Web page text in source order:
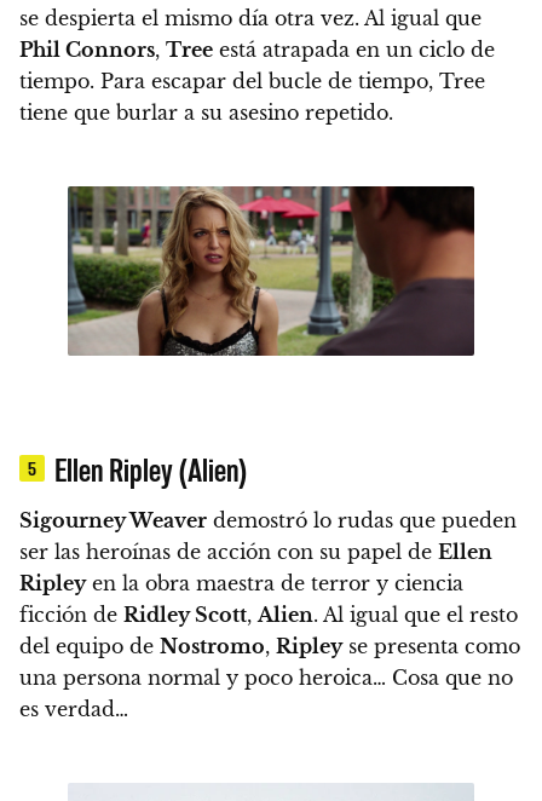
se despierta el mismo día otra vez. Al igual que
Phil Connors, Tree está atrapada en un ciclo de
tiempo. Para escapar del bucle de tiempo, Tree
tiene que burlar a su asesino repetido.
5 Ellen Ripley (Alien)
Sigourney Weaver demostró lo rudas que pueden
ser las heroínas de acción con su papel de Ellen
Ripleyen la obra maestra de terror y ciencia
ficción de Ridley Scott, Alien. Al igual que el resto
del equipo de Nostromo, Ripleyse presenta como
una persona normal y poco heroica… Cosa que no
es verdad…